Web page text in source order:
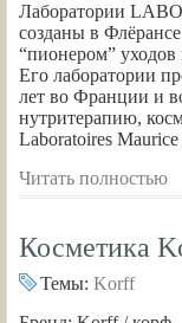
Лаборатории
созданы в
“пионером” уходов
Его лаборатории
лет во Франции и
нутритерапию,
Laboratoires Maurice
Читать полностью
Косметика
Темы: Korff